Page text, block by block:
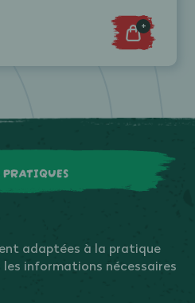
+
adaptées à la pratique
informations nécessaires